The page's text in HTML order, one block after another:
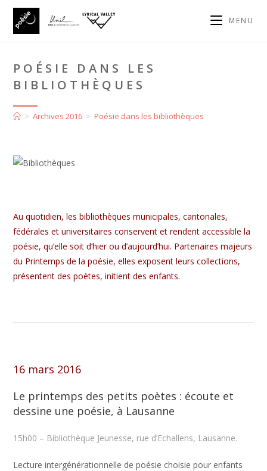
MENU
POÉSIE DANS LES
BIBLIOTHÈQUES
> Archives 2016 > Poésie dans les bibliothèques
Au quotidien, les bibliothèques municipales, cantonales,
fédérales et universitaires conservent et rendent accessible la
poésie, qu’elle soit d’hier ou d’aujourd’hui. Partenaires majeurs
du Printemps de la poésie, elles exposent leurs collections,
présentent des poètes, initient des enfants.
16 mars 2016
Le printemps des petits poètes : écoute et
dessine une poésie, à Lausanne
15h00 – Bibliothèque Jeunesse, rue d’Echallens, Lausanne.
Lecture intergénérationnelle de poésie choisie pour enfants